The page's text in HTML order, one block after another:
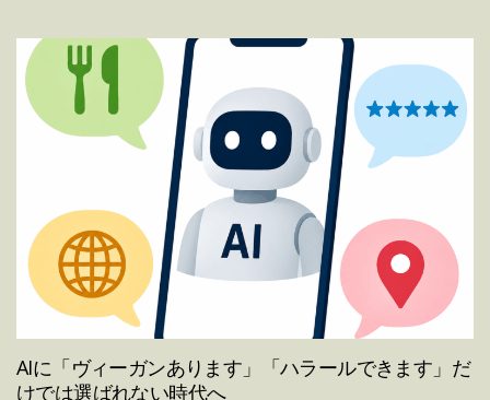
AIに「ヴィーガンあります」「ハラールできます」だ
けでは選ばれない時代へ